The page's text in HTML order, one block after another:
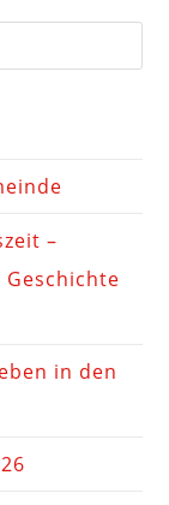
–
in den